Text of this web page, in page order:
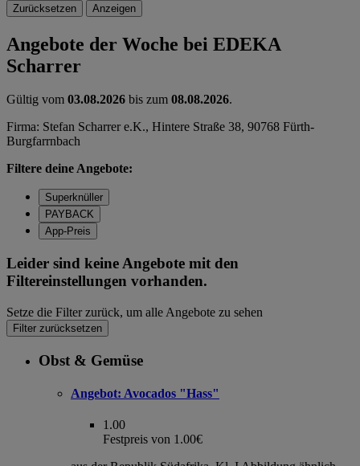
Zurücksetzen Anzeigen
Angebote der Woche bei EDEKA
Scharrer
Gültig vom 03.08.2026 bis zum 08.08.2026.
Firma: Stefan Scharrer e.K., Hintere Straße 38, 90768 Fürth-
Burgfarrnbach
Filtere deine Angebote:
Superknüller
PAYBACK
App-Preis
Leider sind keine Angebote mit den
Filtereinstellungen vorhanden.
Setze die Filter zurück, um alle Angebote zu sehen
Filter zurücksetzen
Obst & Gemüse
Angebot: Avocados "Hass"
1.00
Festpreis von 1.00€